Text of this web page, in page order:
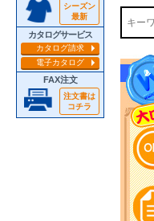
シーズン
最新
カタログサービス
カタログ請求
電子カタログ
FAX注文
注文書は
コチラ